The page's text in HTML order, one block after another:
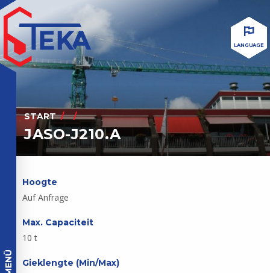
MENÜ
LANGUAGE
START
JASO-J210.A
Hoogte
Auf Anfrage
Max. Capaciteit
10 t
Gieklengte (Min/Max)